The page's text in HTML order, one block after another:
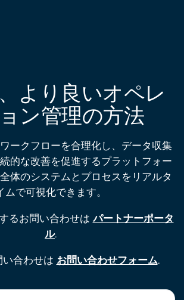
より良いオペレ
ン管理の方法
ークフローを合理化し、データ収集
的な改善を促進するプラットフォー
体のシステムとプロセスをリアルタ
ムで可視化できます。
るお問い合わせはパートナーポータ
ル.
合わせは お問い合わせフォーム.